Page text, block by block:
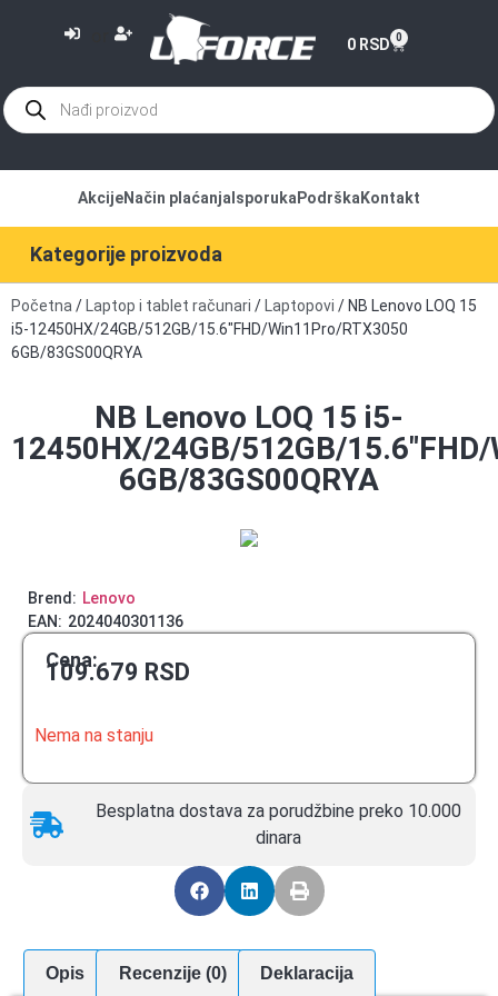
0 RSD 0
Kategorije proizvoda
AkcijeNačin plaćanja Isporuka Podrška Kontakt
Početna / Laptop i tablet računari / Laptopovi / NB Lenovo LOQ 15
i5-12450HX/24GB/512GB/15.6″FHD/Win11Pro/RTX3050
6GB/83GS00QRYA
NB Lenovo LOQ 15 i5-
12450HX/24GB/512GB/
6GB/83GS00QRYA
Brend: Lenovo
EAN: 2024040301136
Cena:
109.679 RSD
Nema na stanju
Besplatna dostava za porudžbine preko 10.000
dinara
Opis Recenzije (0) Deklaracija